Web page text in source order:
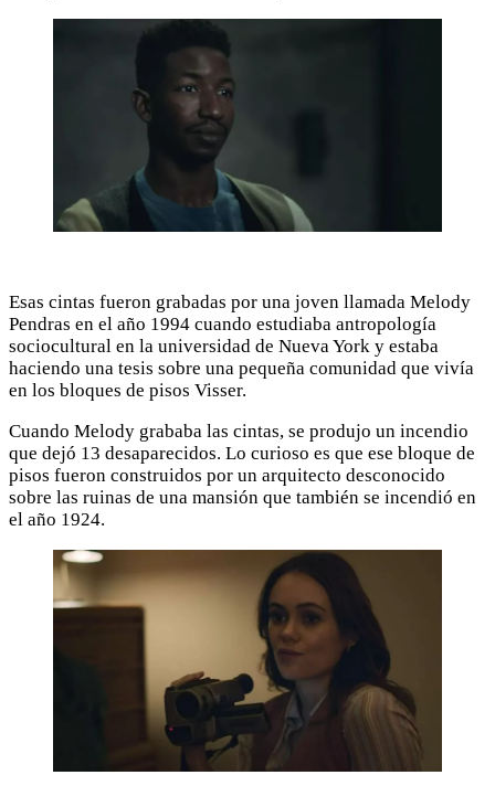
Esas cintas fueron grabadas por una joven llamada Melody
Pendras en el año 1994 cuando estudiaba antropología
sociocultural en la universidad de Nueva York y estaba
haciendo una tesis sobre una pequeña comunidad que vivía
en los bloques de pisos Visser.
Cuando Melody grababa las cintas, se produjo un incendio
que dejó 13 desaparecidos. Lo curioso es que ese bloque de
pisos fueron construidos por un arquitecto desconocido
sobre las ruinas de una mansión que también se incendió en
el año 1924.